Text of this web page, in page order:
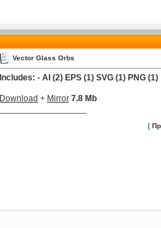
Vector Glass Orbs
Includes: - AI (2) EPS (1) SVG (1) PNG (1)
Download + Mirror 7.8 Mb
[